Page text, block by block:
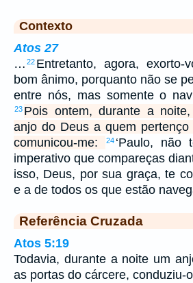
Contexto
Atos 27
… 22 Entretanto, agora,
bom ânimo, porquanto não se
entre nós, mas somente o
23 Pois ontem, durante a
anjo do Deus a quem
comunicou-me:
24 ‘Paulo, não
imperativo que compareças
isso, Deus, por sua graça, te
e a de todos os que estão
Referência Cruzada
Atos 5:19
Todavia, durante a noite um
as portas do cárcere, conduziu-